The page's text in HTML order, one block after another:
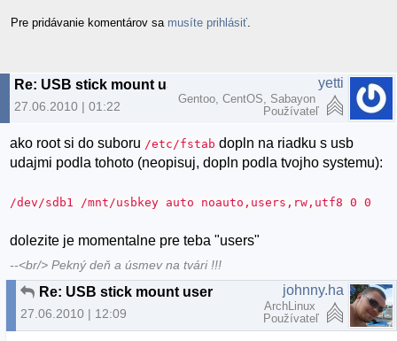
Pre pridávanie komentárov sa musíte prihlásiť
Re: USB stick mount user
27.06.2010 | 01:22
yetti
Gentoo, CentOS, Sabayon
Používateľ
ako root si do suboru /etc/fstab dopln na riadku s usb
udajmi podla tohoto (neopisuj, dopln podla tvojho systemu):
/dev/sdb1 /mnt/usbkey auto noauto,users,rw,utf8 0 0
dolezite je momentalne pre teba "users"
--<br/> Pekný deň a úsmev na tvári !!!
Re: USB stick mount user
27.06.2010 | 12:09
johnny.ha
ArchLinux
Používateľ